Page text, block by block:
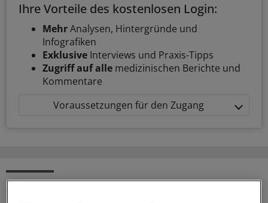
Ihre Vorteile des kostenlosen Login:
MehrAnalysen, Hintergründe und
Infografiken
Exklusive Interviews und Praxis-Tipps
Zugriff auf alle medizinischen Berichte und
Kommentare
Voraussetzungen für den Zugang
MEHR ZUM THEMA